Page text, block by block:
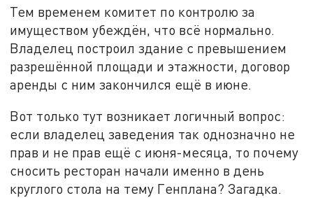
Тем временем комитет по контролю за
имуществом убеждён, что всё нормально.
Владелец построил здание с превышением
разрешённой площади и этажности, договор
аренды с ним закончился ещё в июне.
Вот только тут возникает логичный вопрос:
если владелец заведения так однозначно не
прав и не прав ещё с июня-месяца, то почему
сносить ресторан начали именно в день
круглого стола на тему Генплана? Загадка.